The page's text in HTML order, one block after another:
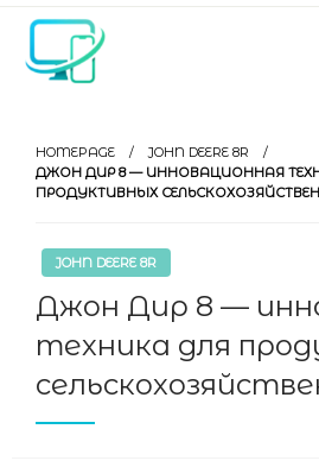
Skip
content
индустрии
HOMEPAGE
JOHN DEERE 8R
ДЖОН ДИР 8 — ИННОВАЦИОННАЯ
ПРОДУКТИВНЫХ
JOHN DEERE 8R
Джон Дир 8 —
техника для